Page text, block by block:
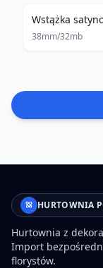
Wstążka
38mm/32mb
HURTOWNIA
Hurtownia z
Import
florystów.